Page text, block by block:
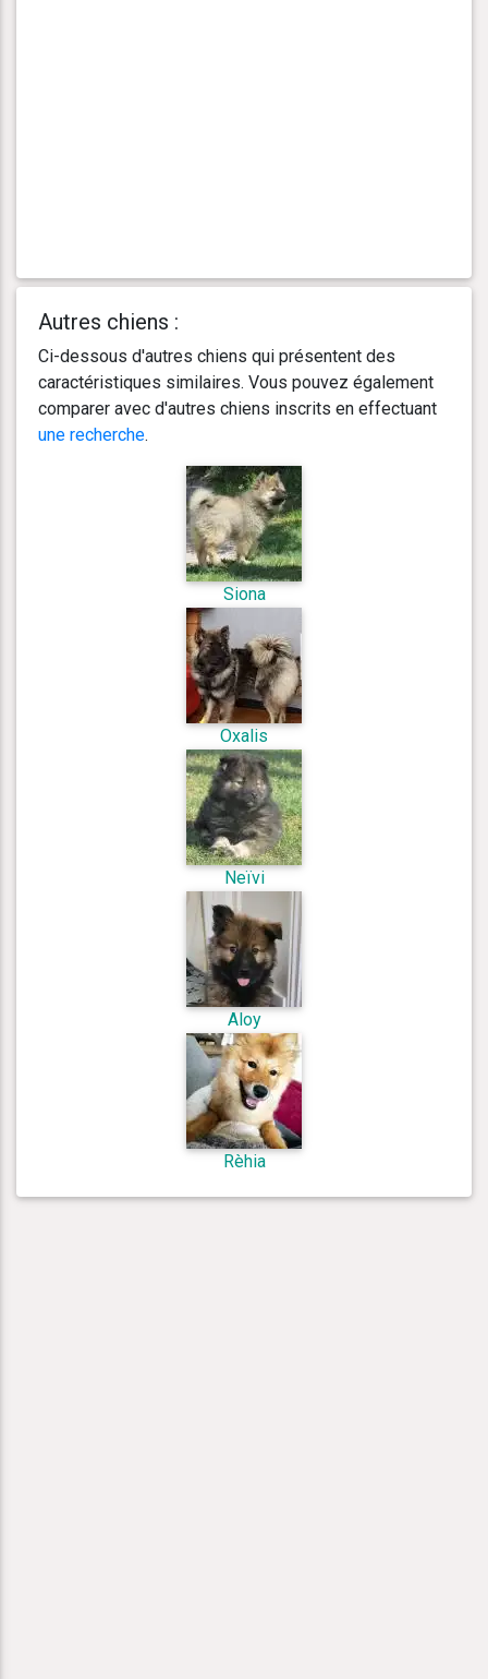
Autres chiens :
Ci-dessous d'autres chiens qui présentent des
caractéristiques similaires. Vous pouvez également
comparer avec d'autres chiens inscrits en effectuant
une recherche.
Siona
Oxalis
Neïvi
Aloy
Rèhia